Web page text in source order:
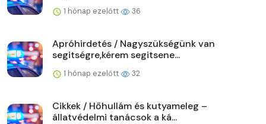
1 hónap ezelőtt 36
Apróhirdetés / Nagyszükségünk van
segitségre,kérem segitsene...
1 hónap ezelőtt 32
Cikkek / Hőhullám és kutyameleg –
állatvédelmi tanácsok a ká...